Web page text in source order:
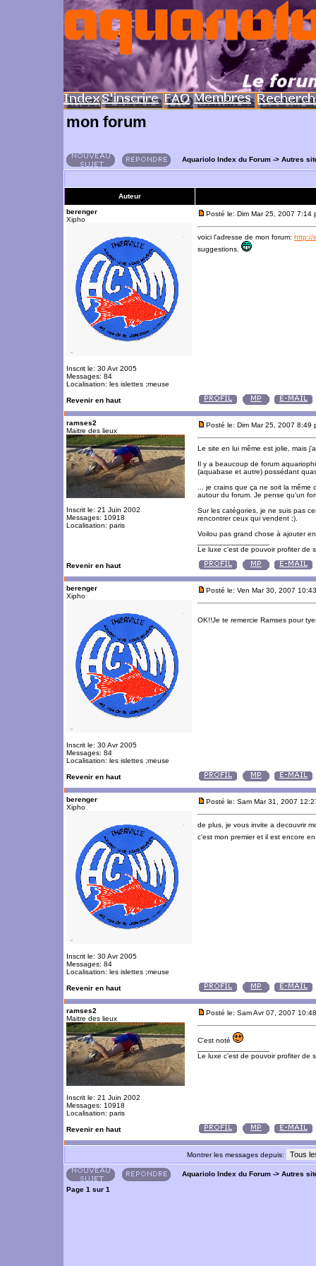
mon forum
Aquariolo Index du Forum -> Autres
Auteur
berenger
Xipho
Inscrit le: 30 Avr 2005
Messages: 84
Localisation: les islettes ;meuse
Posté le: Dim Mar 25, 2007 7:14
voici l'adresse de mon forum: http://
suggestions.
Revenir en haut
ramses2
Maitre des lieux
Inscrit le: 21 Juin 2002
Messages: 10918
Localisation: paris
Posté le: Dim Mar 25, 2007 8:49
Le site en lui même est jolie, mais
Il y a beaucoup de forum
(aquabase et autre) possédant
... je crains que ça ne soit la
autour du forum. Je pense qu'un
Sur les catégories, je ne suis pas
rencontrer ceux qui vendent ;).
Voilou pas grand chose à ajouter
Le luxe c'est de pouvoir profiter de
Revenir en haut
berenger
Xipho
Inscrit le: 30 Avr 2005
Messages: 84
Localisation: les islettes ;meuse
Posté le: Ven Mar 30, 2007
OK!!Je te remercie Ramses pour
Revenir en haut
berenger
Xipho
Inscrit le: 30 Avr 2005
Messages: 84
Localisation: les islettes ;meuse
Posté le: Sam Mar 31, 2007
de plus, je vous invite a decouvrir
c'est mon premier et il est encore
Revenir en haut
ramses2
Maitre des lieux
Inscrit le: 21 Juin 2002
Messages: 10918
Localisation: paris
Posté le: Sam Avr 07, 2007
C'est noté
Le luxe c'est de pouvoir profiter de
Revenir en haut
Montrer les messages depuis:
Aquariolo Index du Forum -> Autres
Page 1 sur 1